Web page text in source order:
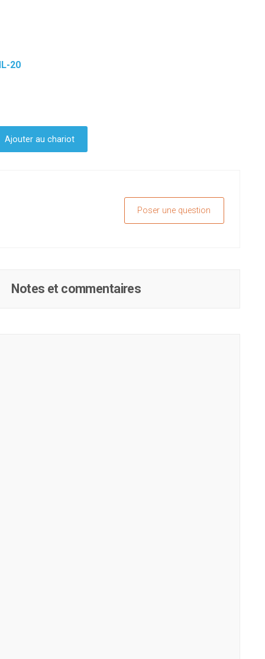
20
Ajouter au chariot
Poser une question
Notes et commentaires